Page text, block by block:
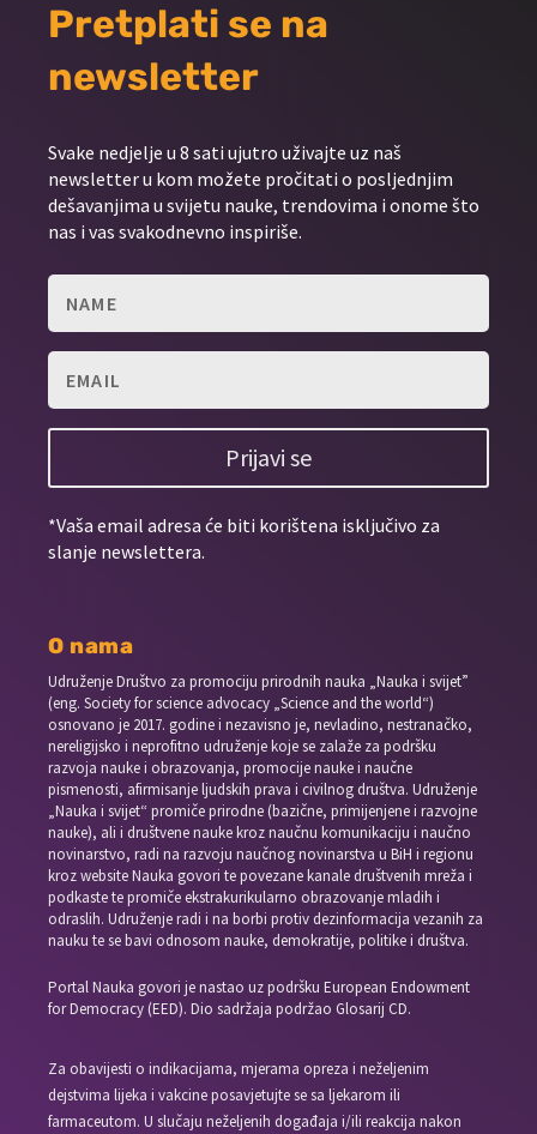
Pretplati se na
newsletter
Svake nedjelje u 8 sati ujutro uživajte uz naš
newsletter u kom možete pročitati o posljednjim
dešavanjima u svijetu nauke, trendovima i onome što
nas i vas svakodnevno inspiriše.
Prijavi se
*Vaša email adresa će biti korištena isključivo za
slanje newslettera.
O nama
Udruženje Društvo za promociju prirodnih nauka „Nauka i svijet”
(eng. Society for science advocacy „Science and the world“)
osnovano je 2017. godine i nezavisno je, nevladino, nestranačko,
nereligijsko i neprofitno udruženje koje se zalaže za podršku
razvoja nauke i obrazovanja, promocije nauke i naučne
pismenosti, afirmisanje ljudskih prava i civilnog društva. Udruženje
„Nauka i svijet“ promiče prirodne (bazične, primijenjene i razvojne
nauke), ali i društvene nauke kroz naučnu komunikaciju i naučno
novinarstvo, radi na razvoju naučnog novinarstva u BiH i regionu
kroz website Nauka govori te povezane kanale društvenih mreža i
podkaste te promiče ekstrakurikularno obrazovanje mladih i
odraslih. Udruženje radi i na borbi protiv dezinformacija vezanih za
nauku te se bavi odnosom nauke, demokratije, politike i društva.
Portal Nauka govori je nastao uz podršku European Endowment
for Democracy (EED). Dio sadržaja podržao Glosarij CD.
Za obavijesti o indikacijama, mjerama opreza i neželjenim
dejstvima lijeka i vakcine posavjetujte se sa ljekarom ili
farmaceutom. U slučaju neželjenih događaja i/ili reakcija nakon